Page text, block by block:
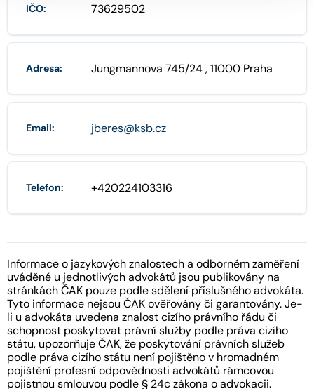
IČO: 73629502
Adresa: Jungmannova 745/24 , 11000 Praha
Email: jberes@ksb.cz
Telefon: +420224103316
Informace o jazykových znalostech a odborném zaměření
uváděné u jednotlivých advokátů jsou publikovány na
stránkách ČAK pouze podle sdělení příslušného advokáta.
Tyto informace nejsou ČAK ověřovány či garantovány. Je-
li u advokáta uvedena znalost cizího právního řádu či
schopnost poskytovat právní služby podle práva cizího
státu, upozorňuje ČAK, že poskytování právních služeb
podle práva cizího státu není pojištěno v hromadném
pojištění profesní odpovědnosti advokátů rámcovou
pojistnou smlouvou podle § 24c zákona o advokacii.